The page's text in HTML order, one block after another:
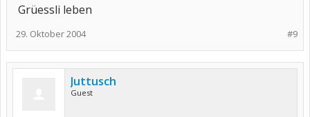
Grüessli leben
#9
29. Oktober 2004
Juttusch
Guest